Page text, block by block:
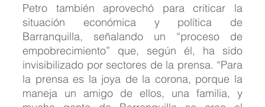
Petro también aprovechó para criticar la
situación económica y política de
Barranquilla, señalando un “proceso de
empobrecimiento” que, según él, ha sido
invisibilizado por sectores de la prensa. “Para
la prensa es la joya de la corona, porque la
maneja un amigo de ellos, una familia, y